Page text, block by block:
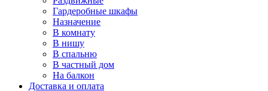
Гардеробные шкафы
Назначение
В комнату
В нишу
В спальню
В частный дом
На балкон
Доставка и оплата